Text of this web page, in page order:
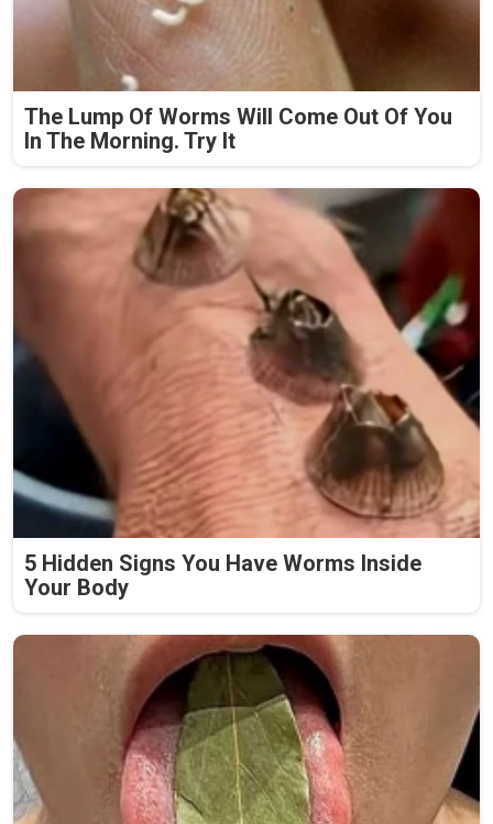
The Lump Of Worms Will Come Out Of You
In The Morning. Try It
5 Hidden Signs You Have Worms Inside
Your Body